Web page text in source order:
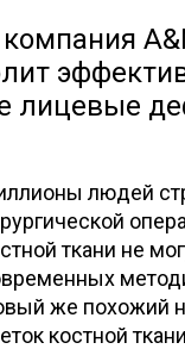
лицевые
людей
ткани не
же похожий
костной